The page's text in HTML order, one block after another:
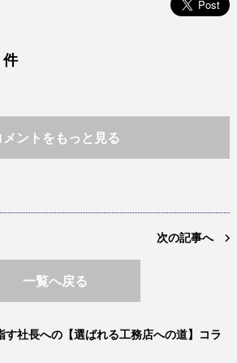
件
メントをもっと見る
次の記事へ
一覧へ戻る
す社長への【選ばれる工務店への道】コラ